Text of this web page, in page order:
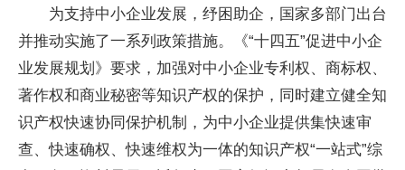
为支持中小企业发展，纾困助企，国家多部门出台
并推动实施了一系列政策措施。《“十四五”促进中小企
业发展规划》要求，加强对中小企业专利权、商标权、
著作权和商业秘密等知识产权的保护，同时建立健全知
识产权快速协同保护机制，为中小企业提供集快速审
查、快速确权、快速维权为一体的知识产权“一站式”综